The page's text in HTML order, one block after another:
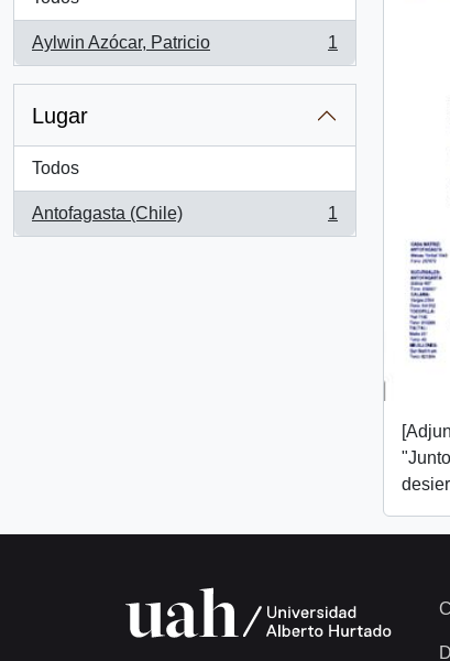
Aylwin Azócar, Patricio
, 1 resultados
1
Lugar
Todos
Antofagasta (Chile)
, 1 resultados
1